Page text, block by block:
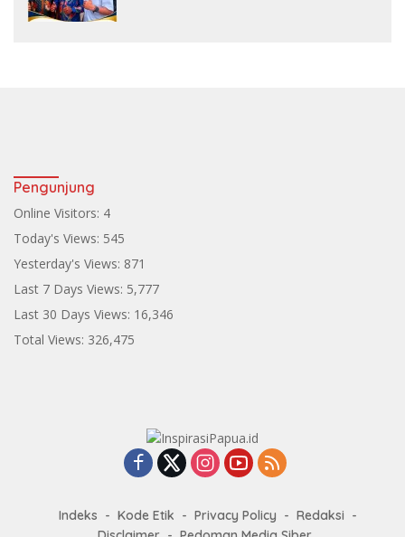
Pengunjung
Online Visitors: 4
Today's Views: 545
Yesterday's Views: 871
Last 7 Days Views: 5,777
Last 30 Days Views: 16,346
Total Views: 326,475
Indeks Kode Etik Privacy Policy
Redaksi